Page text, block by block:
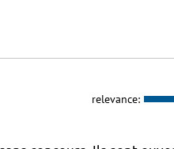
relevance: